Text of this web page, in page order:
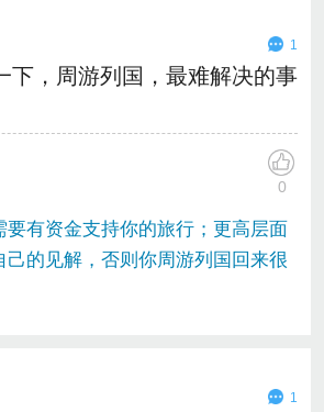
1
下，周游列国，最难解决的事
0
要有资金支持你的旅行；更高层面
己的见解，否则你周游列国回来很
1